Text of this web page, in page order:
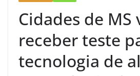
Cidades de MS
receber teste
tecnologia de